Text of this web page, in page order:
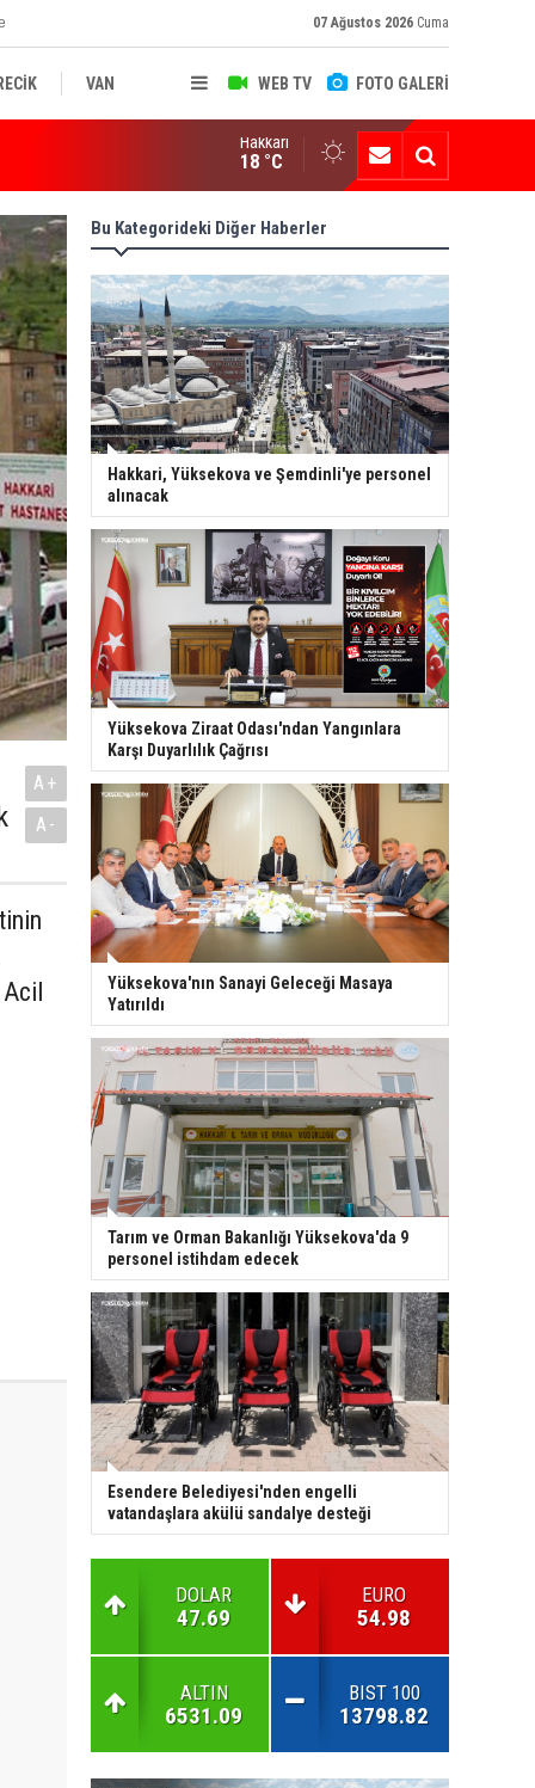
07 Ağustos 2026 Cuma
WEB TV FOTO GALERİ
VAN
Sanayi Geleceği Masaya Yatırıldı
Hakkari
18 °C
A+
A-
Acil
Bu Kategorideki Diğer Haberler
Hakkari, Yüksekova ve Şemdinli'ye personel
alınacak
Yüksekova Ziraat Odası'ndan Yangınlara
Karşı Duyarlılık Çağrısı
Yüksekova'nın Sanayi Geleceği Masaya
Yatırıldı
Tarım ve Orman Bakanlığı Yüksekova'da 9
personel istihdam edecek
Esendere Belediyesi'nden engelli
vatandaşlara akülü sandalye desteği
DOLAR
47.69
EURO
54.98
ALTIN
6531.09
BIST 100
13798.82